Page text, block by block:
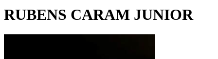
RUBENS CARAM JUNIOR